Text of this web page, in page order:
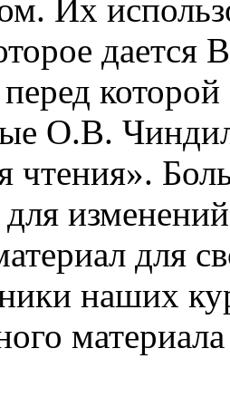
Их
дается
О.В.
чтения».
для
наших